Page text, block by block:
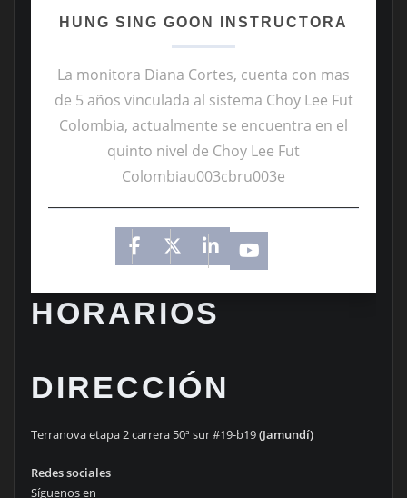
HUNG SING GOON INSTRUCTORA
La monitora Diana Cortes, cuenta con mas
de 5 años vinculada al sistema Choy Lee Fut
Colombia, actualmente se encuentra en el
quinto nivel de Choy Lee Fut
Colombiau003cbru003e
HORARIOS
DIRECCIÓN
Terranova etapa 2 carrera 50ª sur #19-b19(Jamundí)
Redes sociales
Síguenos en